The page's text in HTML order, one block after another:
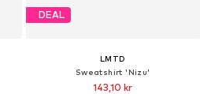
DEAL
LMTD
Sweatshirt 'Nizu'
143,10 kr